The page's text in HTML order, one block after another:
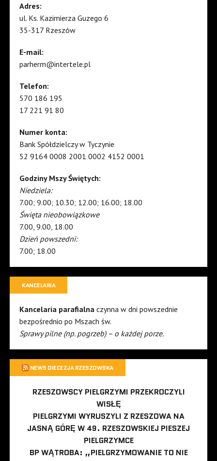
Adres:
ul. Ks. Kazimierza Guzego 6
35-317 Rzeszów
E-mail:
parherm@intertele.pl
Telefon:
570 186 195
17 221 91 80
Numer konta:
Bank Spółdzielczy w Tyczynie
52 9164 0008 2001 0002 4152 0001
Godziny Mszy Świętych:
Niedziela:
7.00; 9.00; 10.30; 12.00; 16.00; 18.00
Święta nieobowiązkowe
7.00, 9.00, 18.00
Dzień powszedni:
7.00; 18.00
KANCELARIA
Kancelaria parafialna czynna w dni powszednie
bezpośrednio po Mszach św.
Sprawy pilne (np. pogrzeb) – o każdej porze.
NEWS DIECEZJA RZESZOWSKA
RZESZOWSCY PIELGRZYMI PRZEKROCZYLI
WISŁĘ
PIELGRZYMI WYRUSZYLI Z RZESZOWA NA
JASNĄ GÓRĘ W 49. RZESZOWSKIEJ PIESZEJ
PIELGRZYMCE
BP WĄTROBA: „PIELGRZYMOWANIE TO NIE